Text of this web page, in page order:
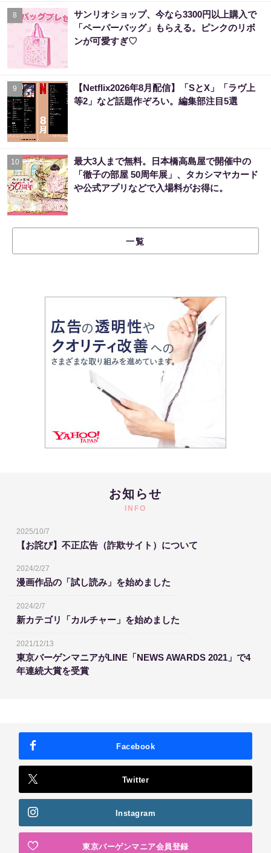
8
サンリオショップ、今なら3300円以上購入で
「ペーパーバッグ」もらえる。ピンクのリボ
ンが可愛すぎ♡
9
【Netflix2026年8月配信】「SとX」「ラヴ上
等2」など話題作ぞろい。編集部注目5選
10
最大3人まで無料。日本橋高島屋で開催中の
「徹子の部屋 50周年展」、タカシマヤカード
や公式アプリなどで入場料がお得に。
一覧
お知らせ
INFO
2025/10/7
【お詫び】不正広告（詐欺サイト）について
2024/2/27
漫画作品の「試し読み」を始めました
2024/2/7
新カテゴリ「カルチャー」を始めました
2021/12/13
東京バーゲンマニアがLINE「NEWS AWARDS 2021」で4
年連続大賞を受賞
Facebook
Twitter
Instagram
東京バーゲンマニア会員登録